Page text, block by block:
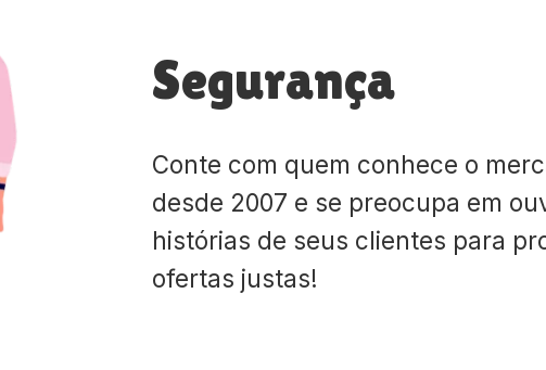
Segurança
Conte com quem conhece o
desde 2007 e se preocupa em
histórias de seus clientes para
ofertas justas!